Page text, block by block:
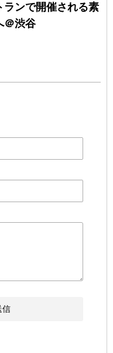
ランで開催される素
＠渋谷